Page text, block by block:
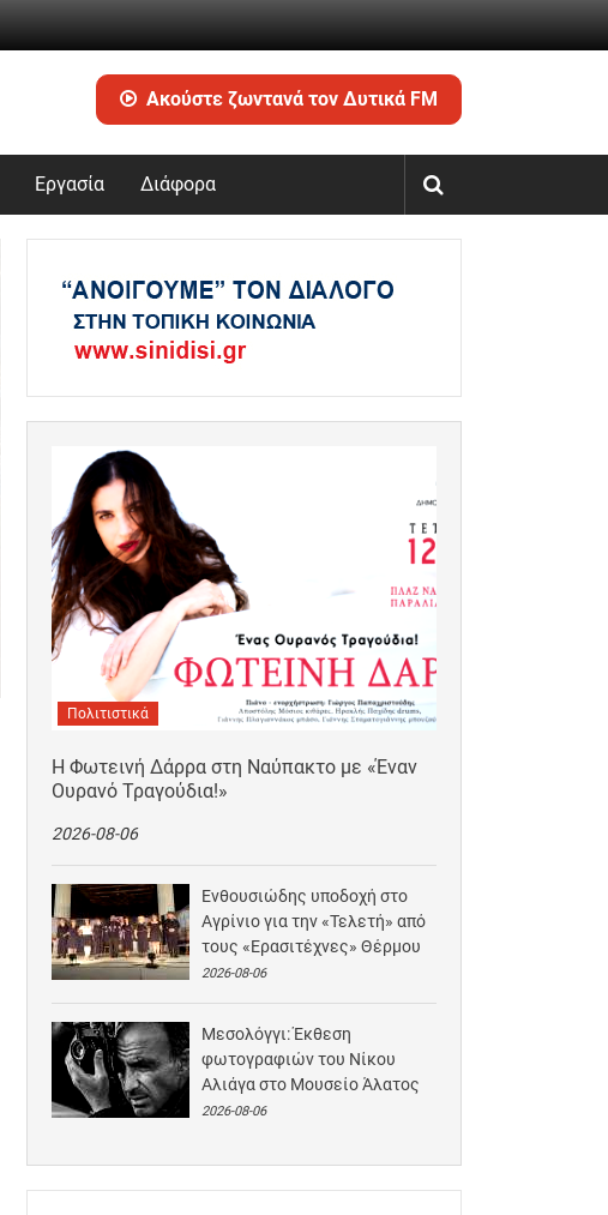
Ακούστε ζωντανά τον Δυτικά FM
Εργασία Διάφορα
Πολιτιστικά
Η Φωτεινή Δάρρα στη Ναύπακτο με «Έναν
Ουρανό Τραγούδια!»
2026-08-06
Ενθουσιώδης υποδοχή στο
Αγρίνιο για την «Τελετή» από
τους «Ερασιτέχνες» Θέρμου
2026-08-06
Μεσολόγγι: Έκθεση
φωτογραφιών του Νίκου
Αλιάγα στο Μουσείο Άλατος
2026-08-06